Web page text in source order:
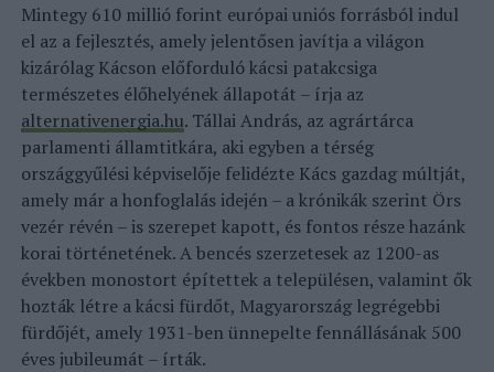
Mintegy 610 millió forint európai uniós forrásból indul
el az a fejlesztés, amely jelentősen javítja a világon
kizárólag Kácson előforduló kácsi patakcsiga
természetes élőhelyének állapotát – írja az
alternativenergia.hu. Tállai András, az agrártárca
parlamenti államtitkára, aki egyben a térség
országgyűlési képviselője felidézte Kács gazdag múltját,
amely már a honfoglalás idején – a krónikák szerint Örs
vezér révén – is szerepet kapott, és fontos része hazánk
korai történetének. A bencés szerzetesek az 1200-as
években monostort építettek a településen, valamint ők
hozták létre a kácsi fürdőt, Magyarország legrégebbi
fürdőjét, amely 1931-ben ünnepelte fennállásának 500
éves jubileumát – írták.